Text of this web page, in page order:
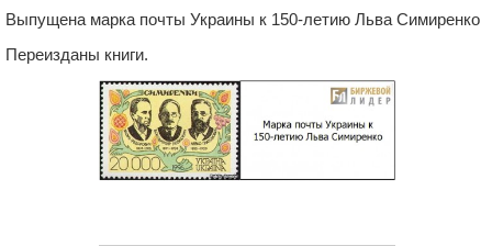
Выпущена марка почты Украины к 150-летию Льва Симиренко
Переизданы книги.